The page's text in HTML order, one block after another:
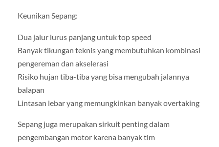
Keunikan Sepang:
Dua jalur lurus panjang untuk top speed
Banyak tikungan teknis yang membutuhkan kombinasi
pengereman dan akselerasi
Risiko hujan tiba-tiba yang bisa mengubah jalannya
balapan
Lintasan lebar yang memungkinkan banyak overtaking
Sepang juga merupakan sirkuit penting dalam
pengembangan motor karena banyak tim